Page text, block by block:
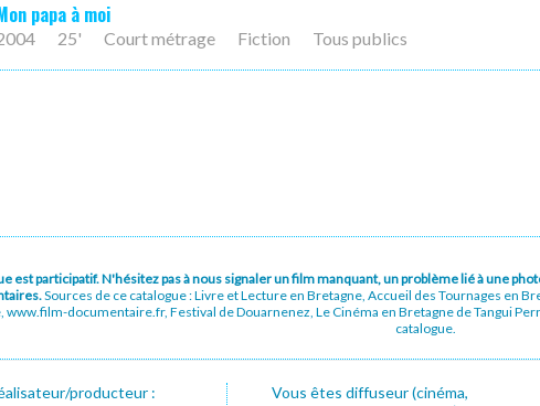
papa à moi
25' Court métrage Fiction Tous publics
est participatif. N'hésitez pas à nous signaler un film manquant, un problème lié à une
Sources de ce catalogue : Livre et Lecture en Bretagne, Accueil des Tournages en
www.film-documentaire.fr, Festival de Douarnenez, Le Cinéma en Bretagne de Tangui
catalogue.
producteur :
Vous êtes diffuseur (cinéma,